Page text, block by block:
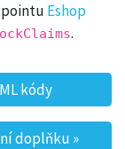
Eshop
.
kódy
doplňku »